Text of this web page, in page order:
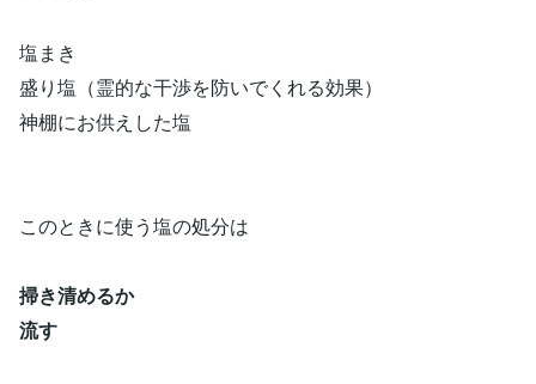
塩まき
盛り塩（霊的な干渉を防いでくれる効果）
神棚にお供えした塩
このときに使う塩の処分は
掃き清めるか
流す